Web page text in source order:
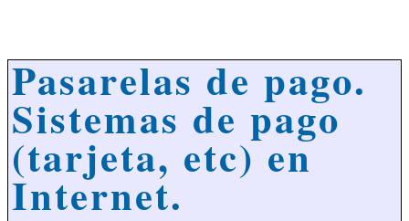
Pasarelas de pago.
Sistemas de pago
(tarjeta, etc) en
Internet.